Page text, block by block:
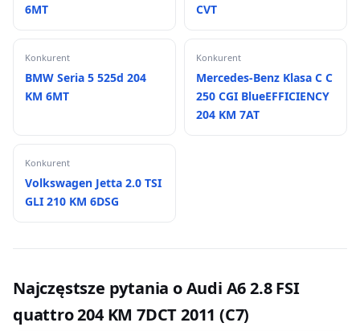
6MT
CVT
Konkurent
BMW Seria 5 525d 204
KM 6MT
Konkurent
Mercedes-Benz Klasa C C
250 CGI BlueEFFICIENCY
204 KM 7AT
Konkurent
Volkswagen Jetta 2.0 TSI
GLI 210 KM 6DSG
Najczęstsze pytania o Audi A6 2.8 FSI
quattro 204 KM 7DCT 2011 (C7)